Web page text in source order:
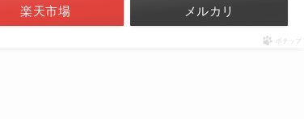
楽天市場 メルカリ
ポチップ